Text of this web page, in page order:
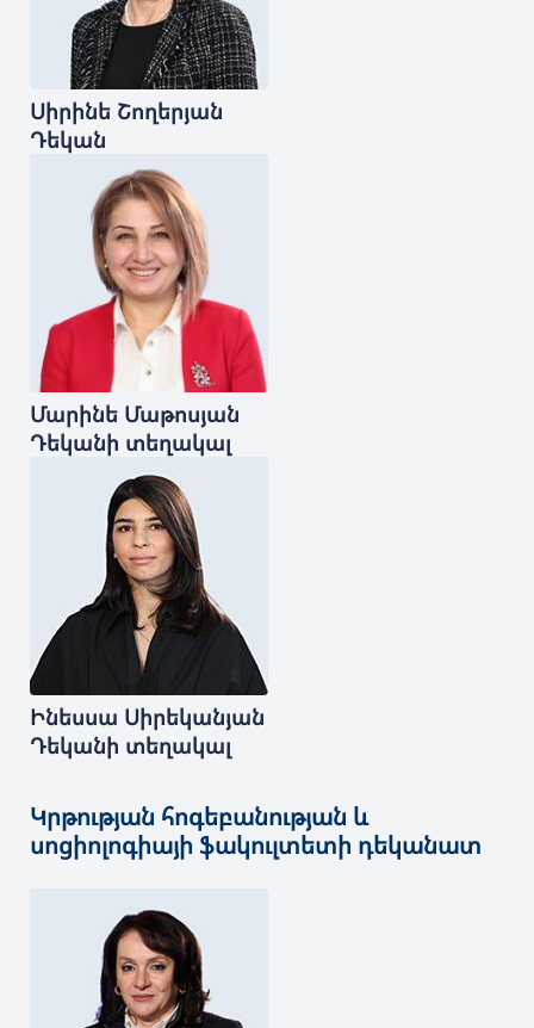
Սիրինե Շողերյան
Դեկան
Մարինե Մաթոսյան
Դեկանի տեղակալ
Ինեսսա Սիրեկանյան
Դեկանի տեղակալ
Կրթության հոգեբանության և
սոցիոլոգիայի ֆակուլտետի դեկանատ